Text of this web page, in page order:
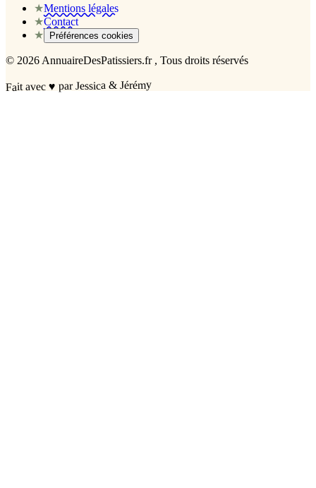
★Mentions légales
★Contact
★
Préférences cookies
© 2026 AnnuaireDesPatissiers.fr , Tous droits réservés
Fait avec♥ par Jessica & Jérémy